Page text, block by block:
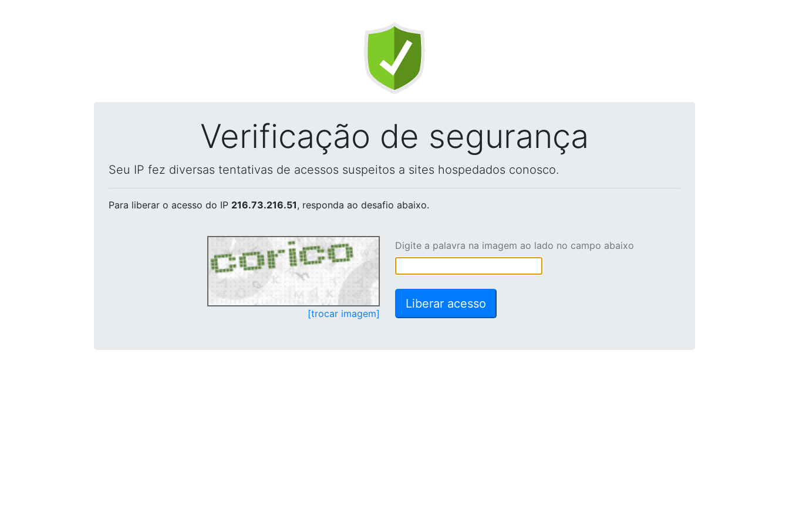
Verificação de segurança
Seu IP fez diversas tentativas de acessos suspeitos a sites hospedados conosco.
Para liberar o acesso do IP 216.73.216.51, responda ao desafio abaixo.
[trocar imagem]
Digite a palavra na imagem ao lado no campo abaixo